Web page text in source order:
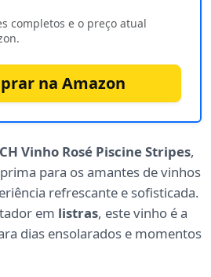
completos e o preço atual
na Amazon
Vinho Rosé Piscine Stripes,
para os amantes de vinhos
refrescante e sofisticada.
em listras, este vinho é a
dias ensolarados e momentos